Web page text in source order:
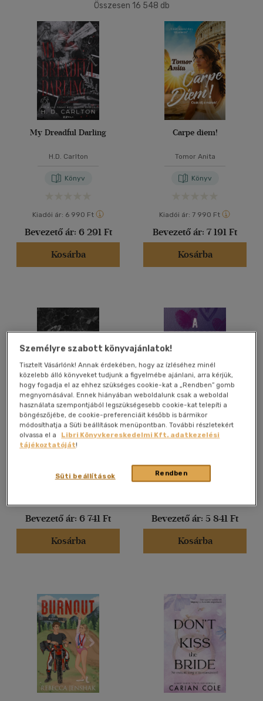
Ár szerint
500 Ft alatt(5)
500 Ft - 2500 Ft
2500 Ft - 4500 Ft
4500 Ft felett
Korosztály szerint
Ifjúsági(74)
14 - 18 év(51)
mind(16)
Gyermek és ifjúsági
Felnőtt(2588)
Magyar
(2277)
Angol(339)
Francia(6)
Német(42)
Olasz(1)
Orosz(2)
Spanyol(4)
Vélemény szerint
(88)
Összesen 16 548 db
My Dreadful Darling
H.D. Carlton
Könyv
Kiadói ár: 6 990 Ft
Bevezető ár: 6 291 Ft
Kosárba
Carpe diem!
Tomor Anita
Könyv
Kiadói ár: 7 990 Ft
Bevezető ár: 7 191 Ft
Kosárba
Psychotic Obsession -
Beteges megszállotság
Leigh Rivers
Bevezető ár: 6 741 Ft
Kosárba
A Thousand Perfect Lies
Könyv
Bevezető ár: 5 841 Ft
Kosárba
Személyre szabott könyvajánlatok!
Tisztelt Vásárlónk! Annak érdekében, hogy az ízléséhez minél
közelebb álló könyveket tudjunk a figyelmébe ajánlani, arra kérjük,
hogy fogadja el az ehhez szükséges cookie-kat a „Rendben” gomb
megnyomásával. Ennek hiányában weboldalunk csak a weboldal
használata szempontjából legszükségesebb cookie-kat telepíti a
böngészőjébe, de cookie-preferenciáit később is bármikor
módosíthatja a Süti beállítások menüpontban. További részletekért
olvassa el a
Libri Könyvkereskedelmi Kft. adatkezelési
tájékoztatóját!
Rendben
Süti beállítások